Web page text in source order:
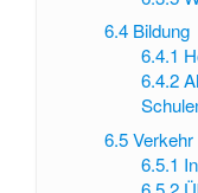
6.4 Bildung
6.4.1
6.4.2
6.5 Verkehr
6.5.1